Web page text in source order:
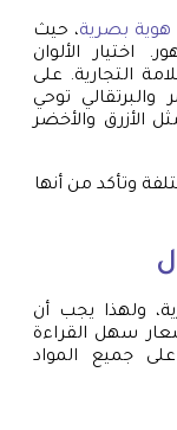
بصرية، حيث
اختيار الألوان
التجارية. على
والبرتقالي توحي
الأزرق والأخضر
وتأكد من أنها
ولهذا يجب أن
سهل القراءة
جميع المواد